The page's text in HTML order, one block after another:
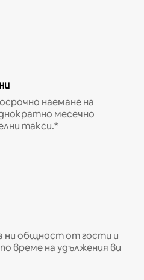
наемане на
месечно
такси.*
ни общност от гости и
време на удължения ви